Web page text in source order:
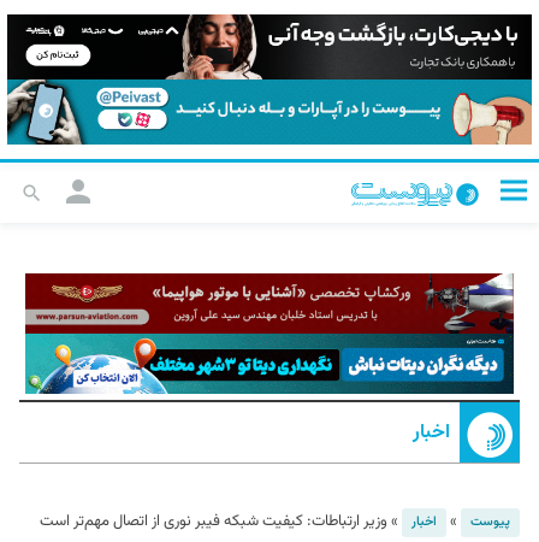
اخبار
پیوست » اخبار » وزیر ارتباطات: کیفیت شبکه فیبر نوری از اتصال مهم‌تر است